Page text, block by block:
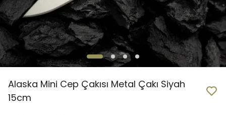
Alaska Mini Cep Çakısı Metal Çakı Siyah
15cm